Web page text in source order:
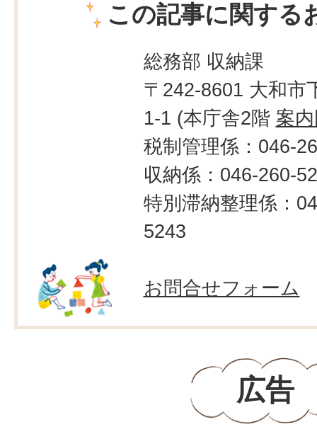
この記事に関する
総務部 収納課
〒242-8601 大和市
1-1 (本庁舎2階 案
税制管理係：046-
収納係：046-260-
特別滞納整理係：
5243
お問合せフォーム
広告